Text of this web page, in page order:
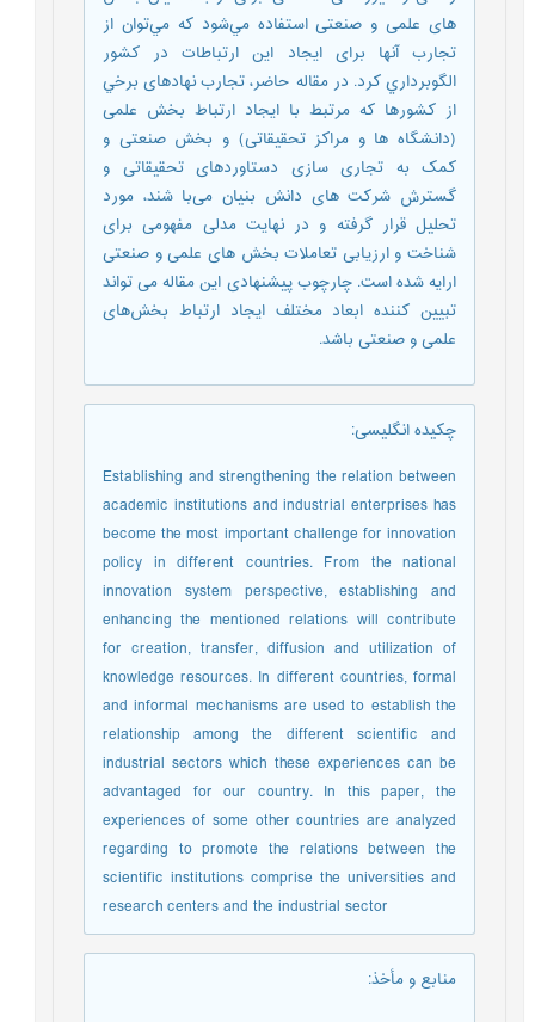
های علمی و صنعتی استفاده ‌مي‌شود كه مي‌توان از
تجارب آنها برای ایجاد این ارتباطات در كشور
الگوبرداري کرد. در مقاله حاضر، تجارب نهادهای برخي
از كشورها که مرتبط با ایجاد ارتباط بخش علمی
(دانشگاه ها و مراکز تحقیقاتی) و بخش صنعتی و
کمک به تجاری سازی دستاوردهای تحقیقاتی و
گسترش شرکت های دانش بنیان می‌با شند، مورد
تحليل قرار گرفته و در نهايت مدلی مفهومی برای
شناخت و ارزیابی تعاملات بخش های علمی و صنعتی
ارایه شده است. چارچوب پیشنهادی این مقاله می تواند
تبیین کننده ابعاد مختلف ایجاد ارتباط بخش‌های
علمی و صنعتی باشد.
چکیده انگلیسی:
Establishing and strengthening the relation between
academic institutions and industrial enterprises has
become the most important challenge for innovation
policy in different countries. From the national
innovation system perspective, establishing and
enhancing the mentioned relations will contribute
for creation, transfer, diffusion and utilization of
knowledge resources. In different countries, formal
and informal mechanisms are used to establish the
relationship among the different scientific and
industrial sectors which these experiences can be
advantaged for our country. In this paper, the
experiences of some other countries are analyzed
regarding to promote the relations between the
scientific institutions comprise the universities and
research centers and the industrial sector
منابع و مأخذ: